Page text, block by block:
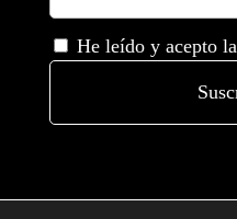
He leído y acepto la